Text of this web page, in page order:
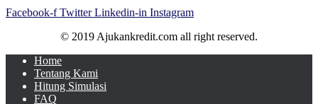
Facebook-f Twitter Linkedin-in Instagram
© 2019 Ajukankredit.com all right reserved.
Home
Tentang Kami
Hitung Simulasi
FAQ